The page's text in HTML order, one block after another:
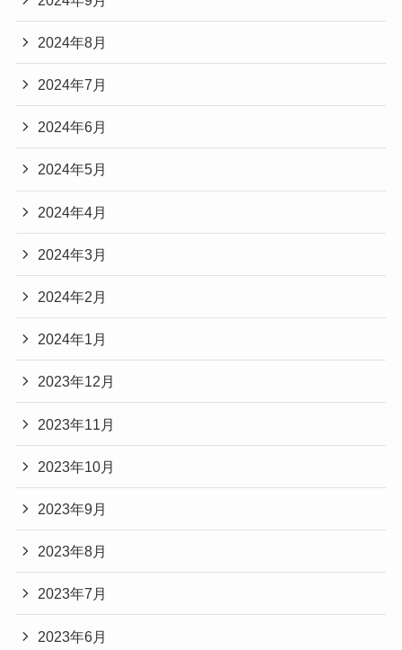
2024年8月
2024年7月
2024年6月
2024年5月
2024年4月
2024年3月
2024年2月
2024年1月
2023年12月
2023年11月
2023年10月
2023年9月
2023年8月
2023年7月
2023年6月